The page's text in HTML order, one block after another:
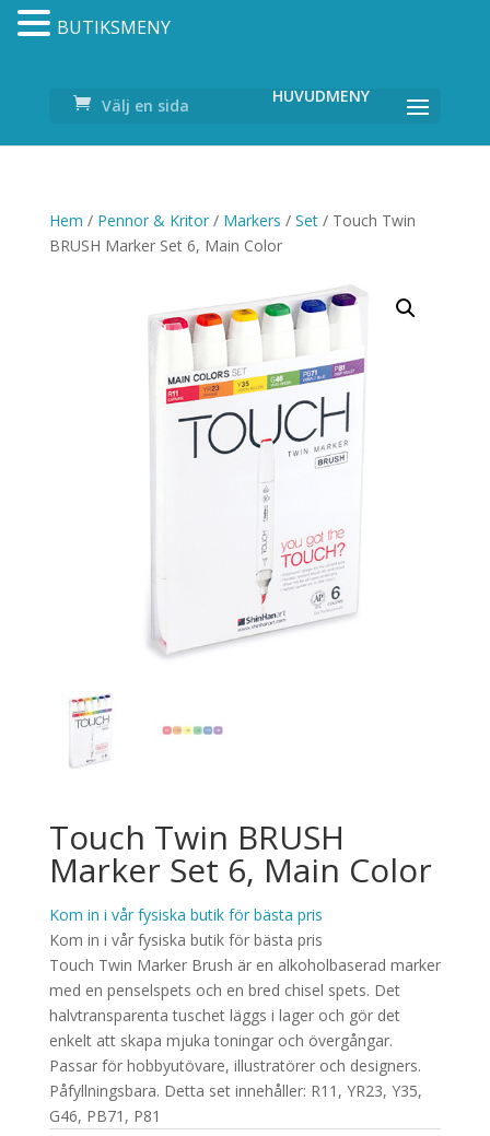
Välj en sida
Hem / Pennor & Kritor/ Markers / Set/ Touch Twin
BRUSH Marker Set 6, Main Color
Touch Twin BRUSH
Marker Set 6, Main Color
Kom in i vår fysiska butik för bästa pris
Kom in i vår fysiska butik för bästa pris
Touch Twin Marker Brush är en alkoholbaserad marker
med en penselspets och en bred chisel spets. Det
halvtransparenta tuschet läggs i lager och gör det
enkelt att skapa mjuka toningar och övergångar.
Passar för hobbyutövare, illustratörer och designers.
Påfyllningsbara. Detta set innehåller: R11, YR23, Y35,
G46, PB71, P81
BUTIKSMENY